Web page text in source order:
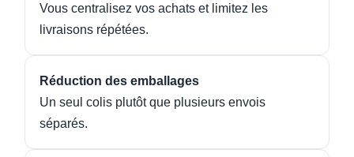
Vous centralisez vos achats et limitez les
livraisons répétées.
Réduction des emballages
Un seul colis plutôt que plusieurs envois
séparés.